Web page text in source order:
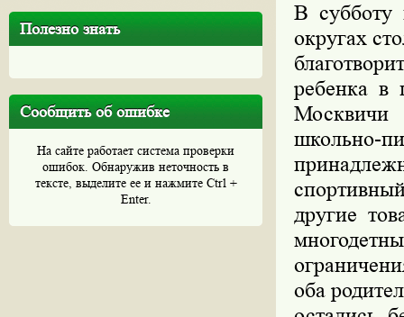
Полезно знать
Сообщить об ошибке
На сайте работает система проверки
ошибок. Обнаружив неточность в
тексте, выделите ее и нажмите Ctrl +
Enter.
В субботу
округах
ребенка в
школьно-
другие
оба